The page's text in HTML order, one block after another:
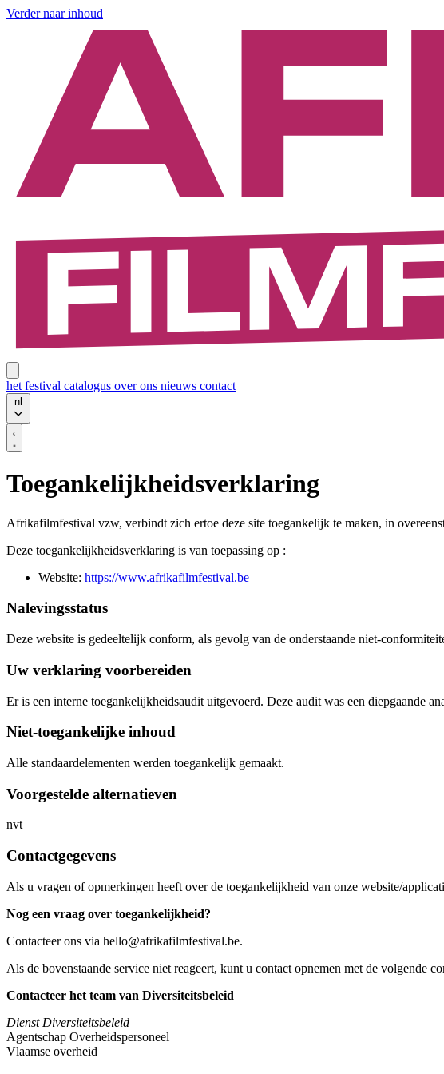
Verder naar inhoud
het festival catalogus over ons nieuws contact
nl
Toegankelijkheidsverklaring
Afrikafilmfestival vzw, verbindt zich ertoe deze site toegankelijk te maken, in
Deze toegankelijkheidsverklaring is van toepassing op :
Website: https://www.afrikafilmfestival.be
Nalevingsstatus
Deze website is gedeeltelijk conform, als gevolg van de onderstaande niet-
Uw verklaring voorbereiden
Er is een interne toegankelijkheidsaudit uitgevoerd. Deze audit was een diepgaande
Niet-toegankelijke inhoud
Alle standaardelementen werden toegankelijk gemaakt.
Voorgestelde alternatieven
nvt
Contactgegevens
Als u vragen of opmerkingen heeft over de toegankelijkheid van onze website/
Nog een vraag over toegankelijkheid?
Contacteer ons via hello@afrikafilmfestival.be.
Als de bovenstaande service niet reageert, kunt u contact opnemen met de volgende
Contacteer het team van Diversiteitsbeleid
Dienst Diversiteitsbeleid
Agentschap Overheidspersoneel
Vlaamse overheid